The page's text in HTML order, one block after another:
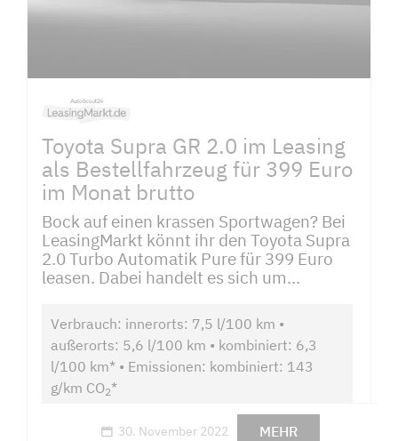
Toyota Supra GR 2.0 im Leasing
als Bestellfahrzeug für 399 Euro
im Monat brutto
Bock auf einen krassen Sportwagen? Bei
LeasingMarkt könnt ihr den Toyota Supra
2.0 Turbo Automatik Pure für 399 Euro
leasen. Dabei handelt es sich um...
Verbrauch: innerorts: 7,5 l/100 km •
außerorts: 5,6 l/100 km • kombiniert: 6,3
l/100 km* • Emissionen: kombiniert: 143
g/km CO2*
30. November 2022 MEHR